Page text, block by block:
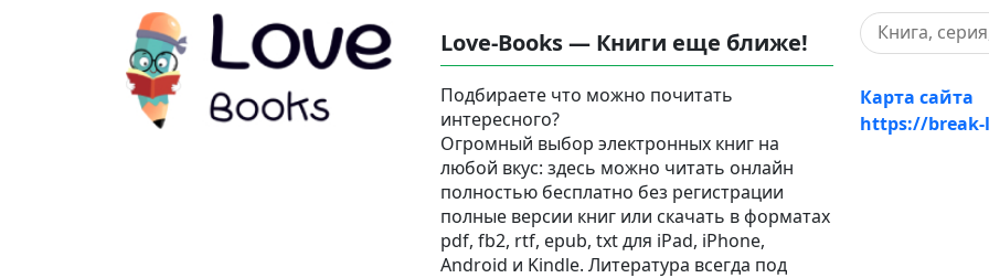
Love-Books — Книги еще ближе!
Подбираете что можно почитать
интересного?
Огромный выбор электронных книг на
любой вкус: здесь можно читать онлайн
полностью бесплатно без регистрации
полные версии книг или скачать в форматах
pdf, fb2, rtf, epub, txt для iPad, iPhone,
Android и Kindle. Литература всегда под
Карта сайта
https://break-